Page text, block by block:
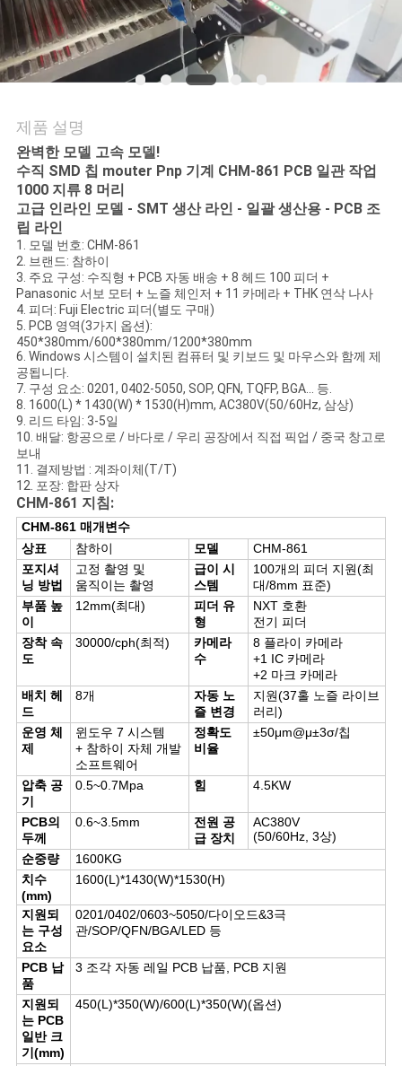
저
희
연
락
소
식
SHOPPING
ON
LINE
사
이
트
지
도
개
인
정
보
보
호
정
책
제품 설명
완벽한 모델 ​​고속 모델!
수직 SMD 칩 mouter Pnp 기계 CHM-861 PCB 일관 작업
1000 지류 8 머리
고급 인라인 모델 - SMT 생산 라인 - 일괄 생산용 - PCB 조
립 라인
1. 모델 번호: CHM-861
2. 브랜드: 참하이
3. 주요 구성: 수직형 + PCB 자동 배송 + 8 헤드 100 피더 +
Panasonic 서보 모터 + 노즐 체인저 + 11 카메라 + THK 연삭 나사
4. 피더: Fuji Electric 피더(별도 구매)
5. PCB 영역(3가지 옵션):
450*380mm/600*380mm/1200*380mm
6. Windows 시스템이 설치된 컴퓨터 및 키보드 및 마우스와 함께 제
공됩니다.
7. 구성 요소: 0201, 0402-5050, SOP, QFN, TQFP, BGA... 등.
8. 1600(L) * 1430(W) * 1530(H)mm, AC380V(50/60Hz, 삼상)
9. 리드 타임: 3-5일
10. 배달: 항공으로 / 바다로 / 우리 공장에서 직접 픽업 / 중국 창고로
보내
11. 결제방법 : 계좌이체(T/T)
12. 포장: 합판 상자
CHM-861 지침:
CHM-861 매개변수
상표
참하이 모델
CHM-861
포지셔
닝 방법
고정 촬영 및
움직이는 촬영
급이 시
스템
100개의 피더 지원(최
대/8mm 표준)
부품 높
이
12mm(최대)
피더 유
형
NXT 호환
전기 피더
장착 속
도
30000/cph(최적)
카메라
수
8 플라이 카메라
+1 IC 카메라
+2 마크 카메라
배치 헤
드
8개
자동 노
즐 변경
지원(37홀 노즐 라이브
러리)
운영 체
제
윈도우 7 시스템
+ 참하이 자체 개발
소프트웨어
정확도
비율
±50μm@μ±3σ/칩
압축 공
기
0.5~0.7Mpa 힘 4.5KW
PCB의
두께
0.6~3.5mm
전원 공
급 장치
AC380V
(50/60Hz, 3상)
순중량
1600KG
치수
(mm)
1600(L)*1430(W)*1530(H)
지원되
는 구성
요소
0201/0402/0603~5050/다이오드&3극
관/SOP/QFN/BGA/LED 등
PCB 납
품
3 조각 자동 레일 PCB 납품, PCB 지원
지원되
는 PCB
일반 크
기(mm)
450(L)*350(W)/600(L)*350(W)(옵션)